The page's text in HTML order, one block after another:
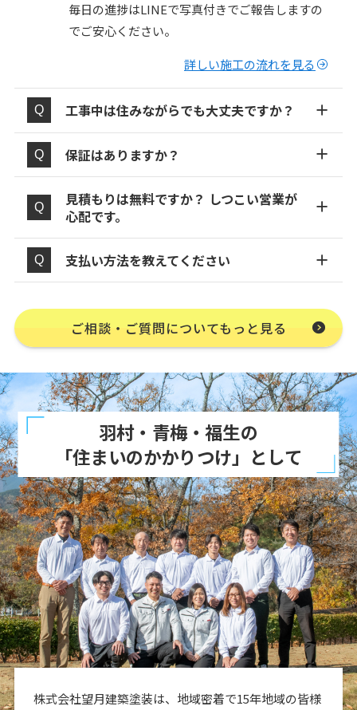
毎日の進捗はLINEで写真付きでご報告しますの
でご安心ください。
詳しい施工の流れを見る
工事中は住みながらでも大丈夫ですか？
保証はありますか？
見積もりは無料ですか？ しつこい営業が
心配です。
支払い方法を教えてください
ご相談・ご質問についてもっと見る
羽村・青梅・福生の
「住まいのかかりつけ」として
株式会社望月建築塗装は、地域密着で15年地域の皆様